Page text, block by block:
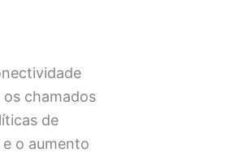
chamados
de
o aumento